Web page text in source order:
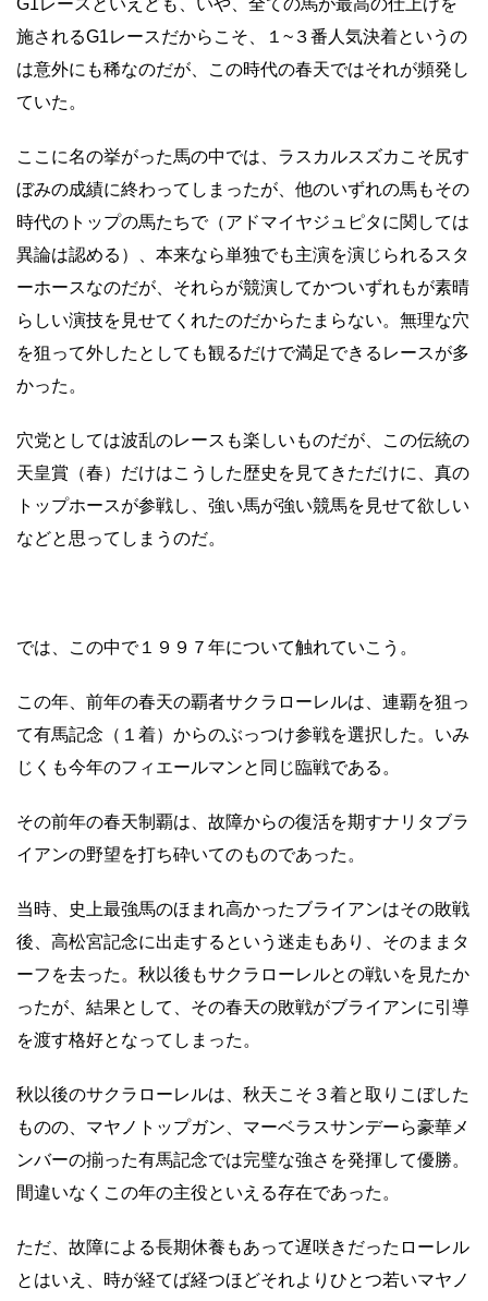
G1レースといえども、いや、全ての馬が最高の仕上げを
施されるG1レースだからこそ、１~３番人気決着というの
は意外にも稀なのだが、この時代の春天ではそれが頻発し
ていた。
ここに名の挙がった馬の中では、ラスカルスズカこそ尻す
ぼみの成績に終わってしまったが、他のいずれの馬もその
時代のトップの馬たちで（アドマイヤジュピタに関しては
異論は認める）、本来なら単独でも主演を演じられるスタ
ーホースなのだが、それらが競演してかついずれもが素晴
らしい演技を見せてくれたのだからたまらない。無理な穴
を狙って外したとしても観るだけで満足できるレースが多
かった。
穴党としては波乱のレースも楽しいものだが、この伝統の
天皇賞（春）だけはこうした歴史を見てきただけに、真の
トップホースが参戦し、強い馬が強い競馬を見せて欲しい
などと思ってしまうのだ。
では、この中で１９９７年について触れていこう。
この年、前年の春天の覇者サクラローレルは、連覇を狙っ
て有馬記念（１着）からのぶっつけ参戦を選択した。いみ
じくも今年のフィエールマンと同じ臨戦である。
その前年の春天制覇は、故障からの復活を期すナリタブラ
イアンの野望を打ち砕いてのものであった。
当時、史上最強馬のほまれ高かったブライアンはその敗戦
後、高松宮記念に出走するという迷走もあり、そのままタ
ーフを去った。秋以後もサクラローレルとの戦いを見たか
ったが、結果として、その春天の敗戦がブライアンに引導
を渡す格好となってしまった。
秋以後のサクラローレルは、秋天こそ３着と取りこぼした
ものの、マヤノトップガン、マーベラスサンデーら豪華メ
ンバーの揃った有馬記念では完璧な強さを発揮して優勝。
間違いなくこの年の主役といえる存在であった。
ただ、故障による長期休養もあって遅咲きだったローレル
とはいえ、時が経てば経つほどそれよりひとつ若いマヤノ